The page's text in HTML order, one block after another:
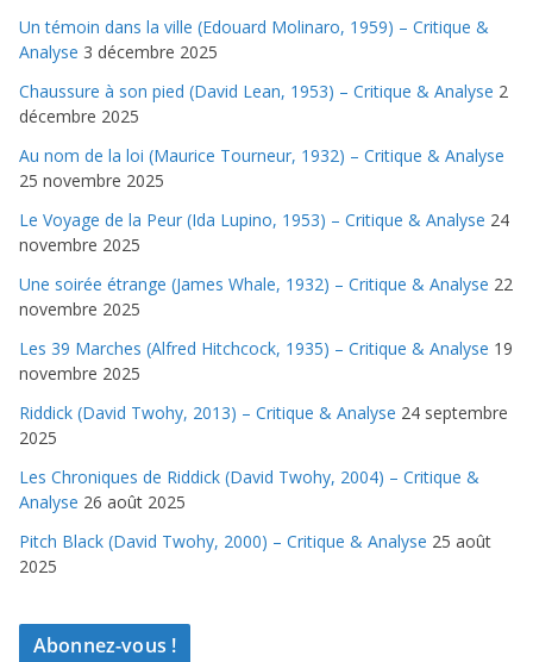
Un témoin dans la ville (Edouard Molinaro, 1959) – Critique &
Analyse 3 décembre 2025
Chaussure à son pied (David Lean, 1953) – Critique & Analyse 2
décembre 2025
Au nom de la loi (Maurice Tourneur, 1932) – Critique & Analyse
25 novembre 2025
Le Voyage de la Peur (Ida Lupino, 1953) – Critique & Analyse 24
novembre 2025
Une soirée étrange (James Whale, 1932) – Critique & Analyse 22
novembre 2025
Les 39 Marches (Alfred Hitchcock, 1935) – Critique & Analyse 19
novembre 2025
Riddick (David Twohy, 2013) – Critique & Analyse 24 septembre
2025
Les Chroniques de Riddick (David Twohy, 2004) – Critique &
Analyse 26 août 2025
Pitch Black (David Twohy, 2000) – Critique & Analyse 25 août
2025
Abonnez-vous !